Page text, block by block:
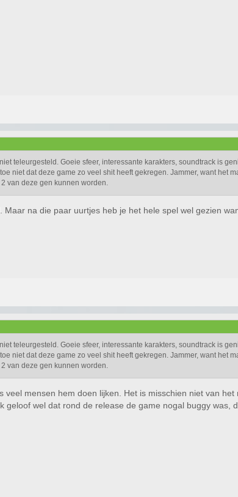
teleurgesteld. Goeie sfeer, interessante karakters, soundtrack is
niet dat deze game zo veel shit heeft gekregen. Jammer, want het
van deze gen kunnen worden.
na die paar uurtjes heb je het hele spel wel gezien
teleurgesteld. Goeie sfeer, interessante karakters, soundtrack is
niet dat deze game zo veel shit heeft gekregen. Jammer, want het
van deze gen kunnen worden.
veel mensen hem doen lijken. Het is misschien niet van
geloof wel dat rond de release de game nogal buggy was,